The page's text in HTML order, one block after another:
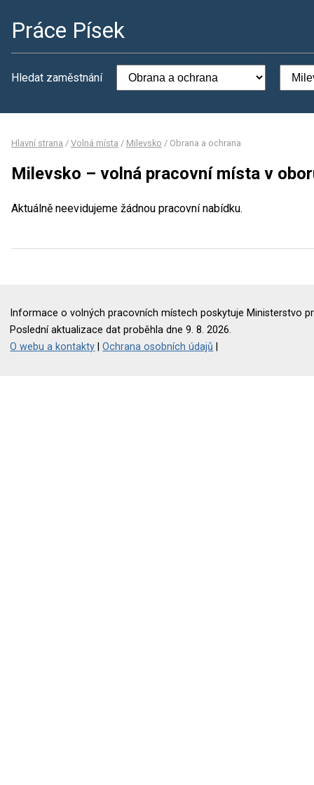
Práce Písek
Hledat zaměstnání
Hlavní strana / Volná místa / Milevsko / Obrana a ochrana
Milevsko – volná pracovní místa v
Aktuálně neevidujeme žádnou pracovní nabídku.
Informace o volných pracovních místech poskytuje Ministerstvo
Poslední aktualizace dat proběhla dne 9. 8. 2026.
O webu a kontakty |Ochrana osobních údajů